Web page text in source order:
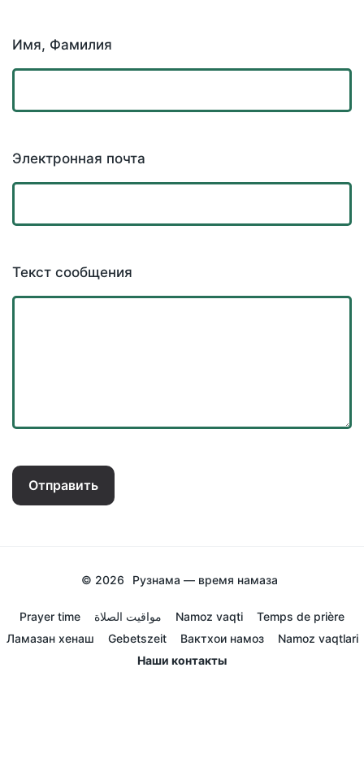
Имя, Фамилия
Электронная почта
Текст сообщения
Отправить
© 2026 Рузнама — время намаза
Prayer time مواقيت الصلاة Namoz vaqti
Temps de prière
Ламазан хенаш
Gebetszeit Вактхои намоз
Namoz vaqtlari
Наши контакты